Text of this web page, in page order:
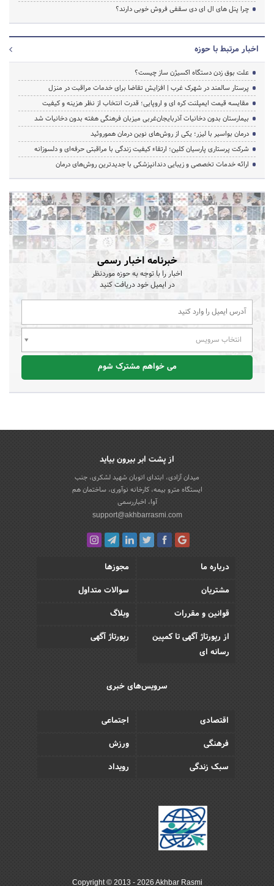
چرا پنل های ال ای دی سقفی فروش خوبی دارند؟
اخبار مرتبط با حوزه
علت بوق زدن دستگاه اکسیژن ساز چیست؟
پرستار سالمند در شهرک غرب | افزایش تقاضا برای خدمات مراقبت در منزل
مقایسه قیمت ایمپلنت کره ای و اروپایی؛ قدرت انتخاب از نظر هزینه و کیفیت
بیمارستان بدون دخانیات آذربایجان‌غربی میزبان فرهنگی هفته بدون دخانیات شد
درمان بواسیر با لیزر؛ یکی از روش‌های نوین درمان هموروئید
شرکت پرستاری پارسیان کلین؛ ارتقاء کیفیت زندگی با مراقبتی حرفه‌ای و دلسوزانه
ارائه خدمات تخصصی و زیبایی دندانپزشکی با جدیدترین روش‌های درمان
خبرنامه اخبار رسمی
اخبار را با توجه به حوزه موردنظر
در ایمیل خود دریافت کنید
انتخاب سرویس
می خواهم مشترک شوم
از پشت ابر بیرون بیاید
میدان آزادی، ابتدای اتوبان شهید لشکری، جنب
ایستگاه مترو بیمه، کارخانه نوآوری، ساختمان هم
آوا، اخباررسمی
support@akhbarrasmi.com
درباره ما
مجوزها
مشتریان
سوالات متداول
قوانین و مقررات
وبلاگ
از رپورتاژ آگهی تا کمپین
رسانه ای
رپورتاژ آگهی
سرویس‌های خبری
اقتصادی
اجتماعی
فرهنگی
ورزش
سبک زندگی
رویداد
Copyright © 2013 - 2026 Akhbar Rasmi